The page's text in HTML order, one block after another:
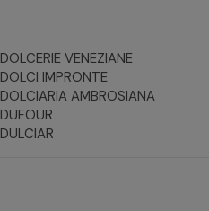
DOLCERIE VENEZIANE
DOLCI IMPRONTE
DOLCIARIA AMBROSIANA
DUFOUR
DULCIAR